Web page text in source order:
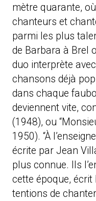
mètre quarante,
chanteurs et
parmi les plus
de Barbara à Brel
duo interprète
chansons déjà
dans chaque
deviennent vite,
(1948), ou
1950). “À
écrite par Jean
plus connue. Ils
cette époque, écrit
tentions de